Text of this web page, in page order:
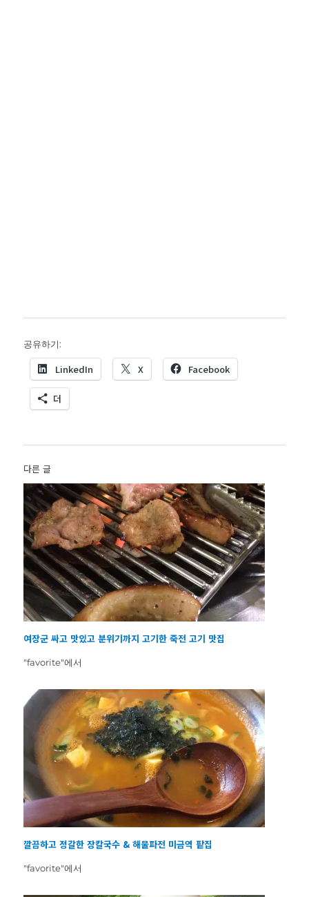
공유하기:
LinkedIn X Facebook
더
다른 글
여장군 싸고 맛있고 분위기까지 고기한 죽전 고기 맛집
"favorite"에서
깔끔하고 정갈한 장칼국수 & 해물파전 미금역 팥집
"favorite"에서